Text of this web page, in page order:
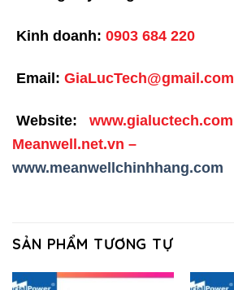
Kinh doanh: 0903 684 220
Email: GiaLucTech@gmail.com
Website: www.gialuctech.com
Meanwell.net.vn –
www.meanwellchinhhang.com
SẢN PHẨM TƯƠNG TỰ